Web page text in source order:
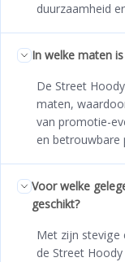
duurzaamheid
In welke maten
De Street
maten,
van promotie-
en betrouwbare
Voor welke
geschikt?
Met zijn stevige
de Street